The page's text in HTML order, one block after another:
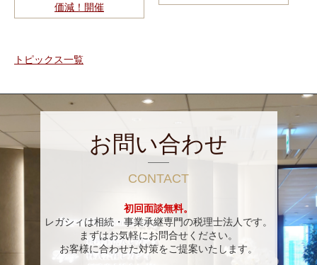
価減！開催
トピックス一覧
お問い合わせ
CONTACT
初回面談無料。
レガシィは相続・事業承継専門の税理士法人です。
まずはお気軽にお問合せください。
お客様に合わせた対策をご提案いたします。